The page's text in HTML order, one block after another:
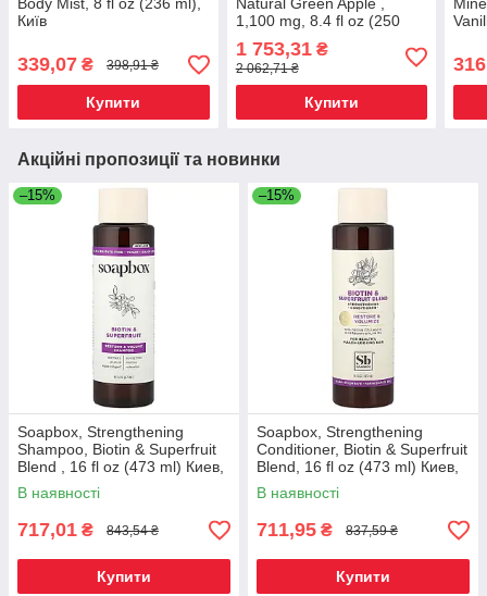
Body Mist, 8 fl oz (236 ml),
Київ
339,07 ₴ 398,91 ₴
Купити
Natural Green Apple ,
1,100 mg, 8.4 fl oz (250
ml), Київ
1 753,31₴
2 062,71 ₴
Купити
Акційні пропозиції та новинки
–15%
Soapbox, Strengthening
Shampoo, Biotin & Superfruit
Blend , 16 fl oz (473 ml) Киев,
Київ
В наявності
717,01 ₴ 843,54 ₴
Купити
–15%
Soapbox, Strengthening
Conditioner, Biotin & Superfruit
Blend, 16 fl oz (473 ml) Киев,
Київ
В наявності
711,95 ₴ 837,59 ₴
Купити